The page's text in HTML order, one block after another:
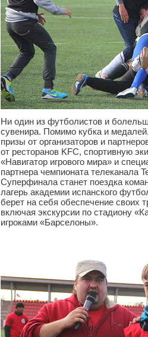
Ни один из футболистов и
сувенира. Помимо кубка и
призы от организаторов и
от ресторанов KFC, спортивную
«Навигатор игрового мира» и
партнера чемпионата телеканала
Суперфинала станет поездка
лагерь академии испанского
берет на себя обеспечение
включая экскурсии по стадиону
игроками «Барселоны».